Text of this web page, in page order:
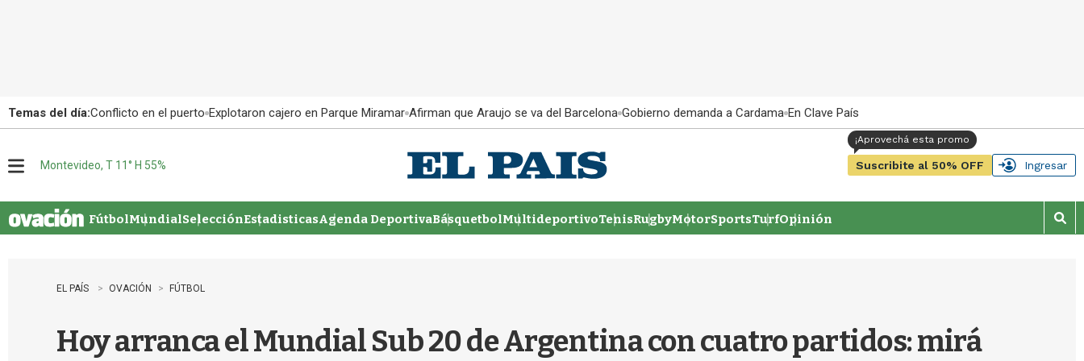
Temas del día:Conflicto en el puerto Explotaron cajero en Parque Miramar Afirman que Araujo se va del Barcelona Gobierno demanda a Cardama En Clave País
u
Montevideo, T 11° H 55% Suscribite al 50% OFF Ingresar
FútbolMundialSelecciónEstadisticasAgenda DeportivaBásquetbolMultideportivoTenisRugbyMotorSportsTurfOpinión
M
o
EL PAÍS OVACIÓN FÚTBOL
Hoy arranca el Mundial Sub 20 de Argentina con cuatro partidos: mirá